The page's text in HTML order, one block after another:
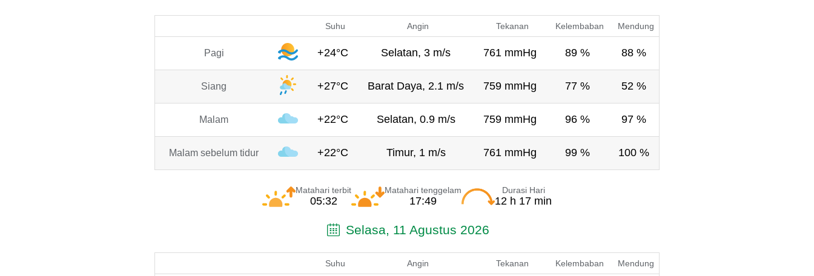
Suhu Angin Tekanan Kelembaban Mendung
Pagi +24°C Selatan, 3 m/s 761 mmHg 89 % 88 %
Siang +27°C Barat Daya, 2.1 m/s 759 mmHg 77 % 52 %
Malam +22°C Selatan, 0.9 m/s 759 mmHg 96 % 97 %
Malam sebelum tidur +22°C Timur, 1 m/s 761 mmHg 99 % 100 %
Matahari terbit
05:32
Matahari tenggelam
17:49
Durasi Hari
12 h 17 min
Selasa, 11 Agustus 2026
Suhu Angin Tekanan Kelembaban Mendung